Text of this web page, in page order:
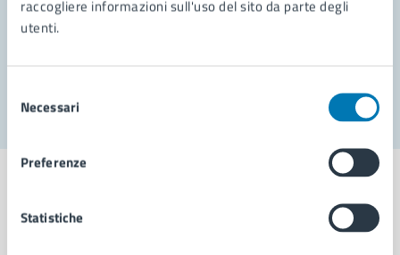
raccogliere informazioni sull'uso del sito da parte degli
utenti.
delNecessari
Preferenze
Statistiche
Problemi in città